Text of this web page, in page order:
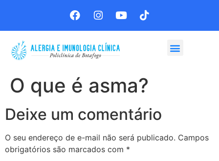
O que é asma?
Deixe um comentário
O seu endereço de e-mail não será publicado. Campos
obrigatórios são marcados com *